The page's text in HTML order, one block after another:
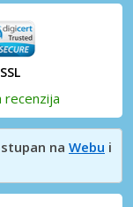
SSL
na Webu i